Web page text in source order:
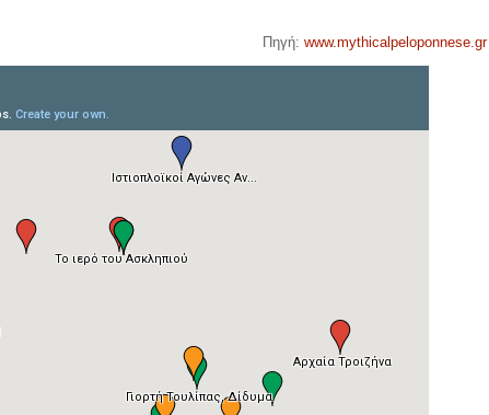
Πηγή:www.mythicalpeloponnese.gr